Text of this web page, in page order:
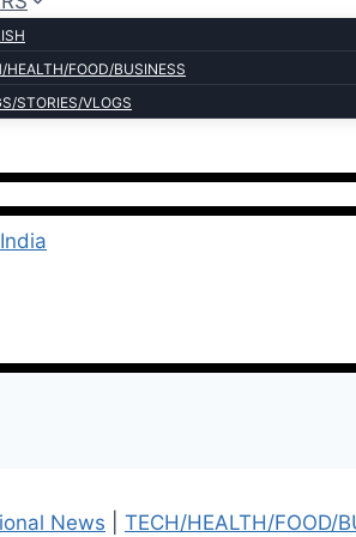
HEALTH/FOOD/BUSINESS
STORIES/VLOGS
News TECH/HEALTH/FOOD/